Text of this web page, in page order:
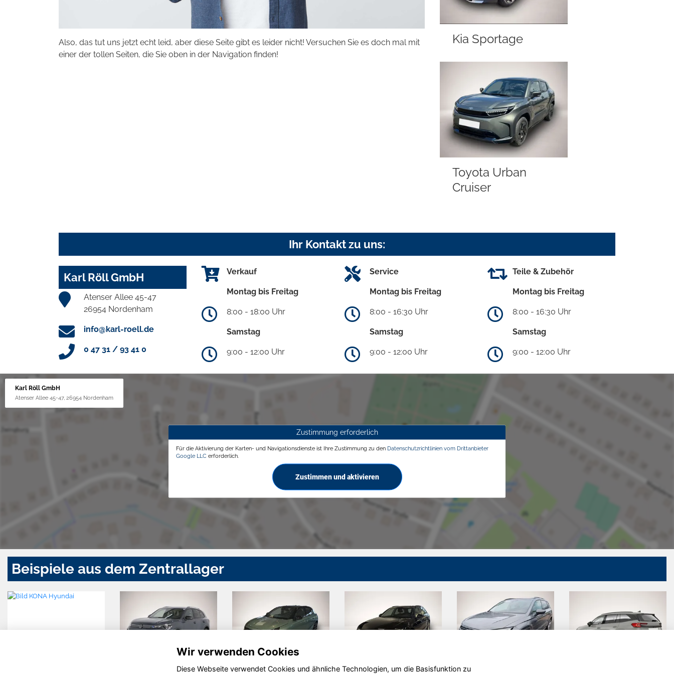
Also, das tut uns jetzt echt leid, aber diese Seite gibt es leider nicht! Versuchen Sie es doch mal mit
einer der tollen Seiten, die Sie oben in der Navigation finden!
Kia Sportage
Toyota Urban
Cruiser
Ihr Kontakt zu uns:
Karl Röll GmbH
Atenser Allee 45-47
26954 Nordenham
info@karl-roell.de
0 47 31 / 93 41 0
Verkauf
Montag bis Freitag
8:00 - 18:00 Uhr
Samstag
9:00 - 12:00 Uhr
Service
Montag bis Freitag
8:00 - 16:30 Uhr
Samstag
9:00 - 12:00 Uhr
Teile & Zubehör
Montag bis Freitag
8:00 - 16:30 Uhr
Samstag
9:00 - 12:00 Uhr
Karl Röll GmbH
Atenser Allee 45-47, 26954 Nordenham
Zustimmung erforderlich
Für die Aktivierung der Karten- und Navigationsdienste ist Ihre Zustimmung zu den Datenschutzrichtlinien vom Drittanbieter
Google LLC erforderlich.
Zustimmen und aktivieren
Beispiele aus dem Zentrallager
Wir verwenden Cookies
Diese Webseite verwendet Cookies und ähnliche Technologien, um die Basisfunktion zu